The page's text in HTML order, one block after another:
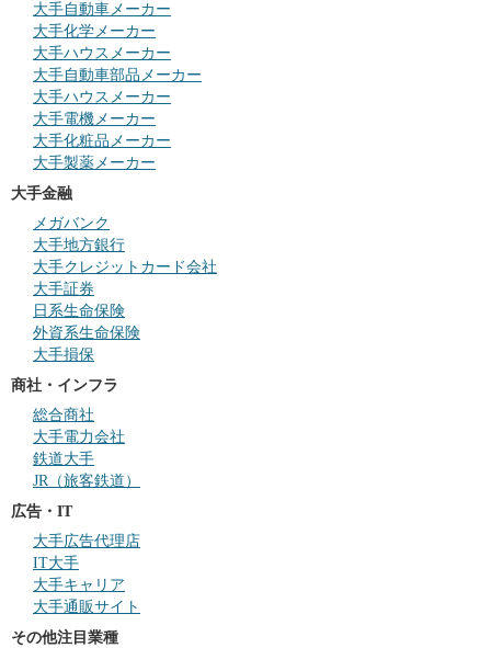
大手自動車メーカー
大手化学メーカー
大手ハウスメーカー
大手自動車部品メーカー
大手ハウスメーカー
大手電機メーカー
大手化粧品メーカー
大手製薬メーカー
大手金融
メガバンク
大手地方銀行
大手クレジットカード会社
大手証券
日系生命保険
外資系生命保険
大手損保
商社・インフラ
総合商社
大手電力会社
鉄道大手
JR（旅客鉄道）
広告・IT
大手広告代理店
IT大手
大手キャリア
大手通販サイト
その他注目業種